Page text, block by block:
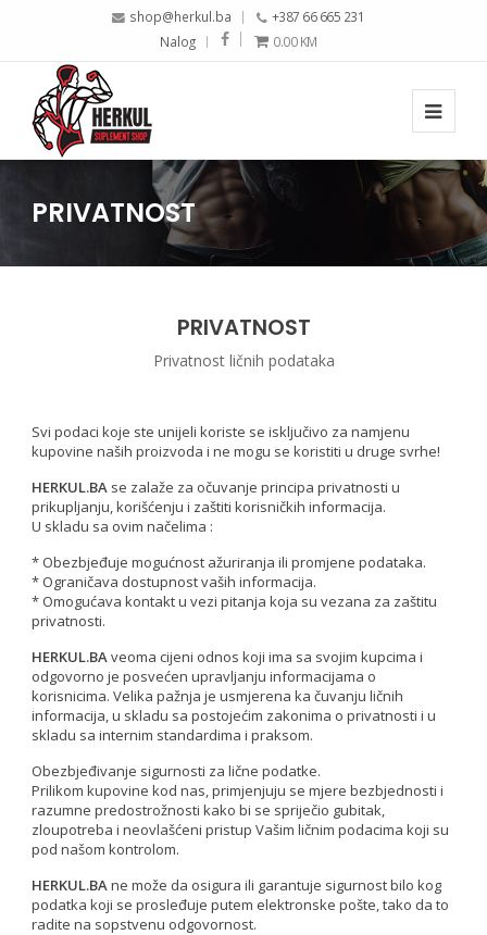
shop@herkul.ba
+387 66 665 231
Nalog
0.00KM
PRIVATNOST
PRIVATNOST
Privatnost ličnih podataka
Svi podaci koje ste unijeli koriste se isključivo za namjenu
kupovine naših proizvoda i ne mogu se koristiti u druge svrhe!
HERKUL.BA se zalaže za očuvanje principa privatnosti u
prikupljanju, korišćenju i zaštiti korisničkih informacija.
U skladu sa ovim načelima :
* Obezbjeđuje mogućnost ažuriranja ili promjene podataka.
* Ograničava dostupnost vaših informacija.
* Omogućava kontakt u vezi pitanja koja su vezana za zaštitu
privatnosti.
HERKUL.BAveoma cijeni odnos koji ima sa svojim kupcima i
odgovorno je posvećen upravljanju informacijama o
korisnicima. Velika pažnja je usmjerena ka čuvanju ličnih
informacija, u skladu sa postojećim zakonima o privatnosti i u
skladu sa internim standardima i praksom.
Obezbjeđivanje sigurnosti za lične podatke.
Prilikom kupovine kod nas, primjenjuju se mjere bezbjednosti i
razumne predostrožnosti kako bi se spriječio gubitak,
zloupotreba i neovlašćeni pristup Vašim ličnim podacima koji su
pod našom kontrolom.
HERKUL.BAne može da osigura ili garantuje sigurnost bilo kog
podatka koji se prosleđuje putem elektronske pošte, tako da to
radite na sopstvenu odgovornost.